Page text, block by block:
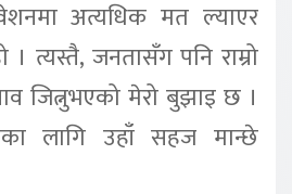
अत्यधिक मत ल्याएर
त्यस्तै, जनतासँग पनि राम्रो
जित्नुभएको मेरो बुझाइ छ ।
लागि उहाँ सहज मान्छे